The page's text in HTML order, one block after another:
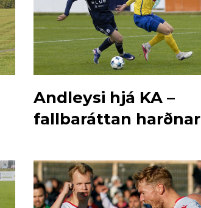
Andleysi hjá KA –
fallbaráttan harðnar